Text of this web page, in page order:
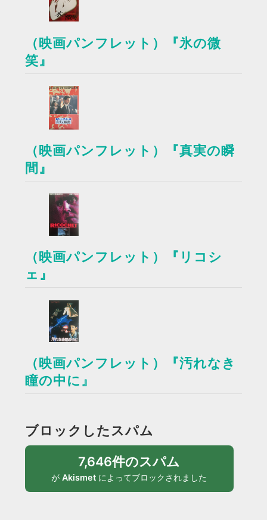
（映画パンフレット）『氷の微
笑』
（映画パンフレット）『真実の瞬
間』
（映画パンフレット）『リコシ
ェ』
（映画パンフレット）『汚れなき
瞳の中に』
ブロックしたスパム
7,646件のスパム
がAkismet によってブロックされました